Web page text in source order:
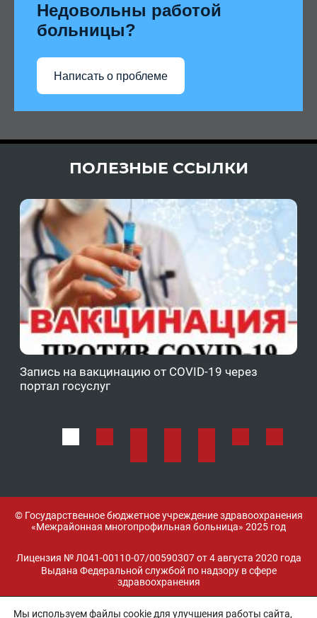
Недовольны работой
больницы?
Написать о проблеме
ПОЛЕЗНЫЕ ССЫЛКИ
Запись на вакцинацию от COVID-19 через
портал госуслуг
© Государственное бюджетное учреждение здравоохранения
«Межрайонная многопрофильная больница» 2025 год
Лицензия № Л041-00110-07/00590307 от 4 августа 2020 года
Выдана Федеральной службой по надзору в сфере
здравоохранения
Мы используем файлы cookie для улучшения работы сайта,